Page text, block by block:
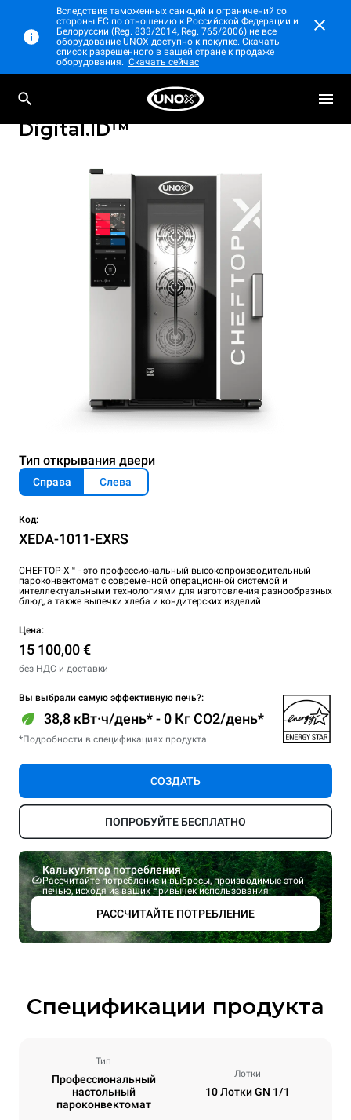
Вследствие таможенных санкций и ограничений со
стороны ЕС по отношению к Российской Федерации и
Белоруссии (Reg. 833/2014, Reg. 765/2006) не все
оборудование UNOX доступно к покупке. Скачать
список разрешенного в вашей стране к продаже
оборудования. Скачать сейчас
Профессиональный настольный
пароконвектомат
CHEFTOP-X™
Digital.ID™
Тип открывания двери
Справа Слева
Код:
XEDA-1011-EXRS
CHEFTOP-X™ - это профессиональный высокопроизводительный
пароконвектомат с современной операционной системой и
интеллектуальными технологиями для изготовления разнообразных
блюд, а также выпечки хлеба и кондитерских изделий.
Цена:
15 100,00 €
без НДС и доставки
Вы выбрали самую эффективную печь?:
38,8 кВт·ч/день* - 0 Кг CO2/день*
*Подробности в спецификациях продукта.
СОЗДАТЬ
ПОПРОБУЙТЕ БЕСПЛАТНО
Калькулятор потребления
Рассчитайте потребление и выбросы, производимые этой
печью, исходя из ваших привычек использования.
РАССЧИТАЙТЕ ПОТРЕБЛЕНИЕ
Спецификации продукта
Тип
Профессиональный
настольный
пароконвектомат
Лотки
10 Лотки GN 1/1